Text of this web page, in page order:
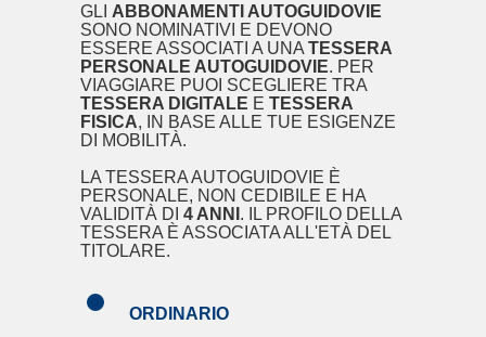
GLI ABBONAMENTI AUTOGUIDOVIE
SONO NOMINATIVI E DEVONO
ESSERE ASSOCIATI A UNA TESSERA
PERSONALE AUTOGUIDOVIE. PER
VIAGGIARE PUOI SCEGLIERE TRA
TESSERA DIGITALE E TESSERA
FISICA, IN BASE ALLE TUE ESIGENZE
DI MOBILITÀ.
LA TESSERA AUTOGUIDOVIE È
PERSONALE, NON CEDIBILE E HA
VALIDITÀ DI 4 ANNI . IL PROFILO DELLA
TESSERA È ASSOCIATA ALL'ETÀ DEL
TITOLARE.
ORDINARIO